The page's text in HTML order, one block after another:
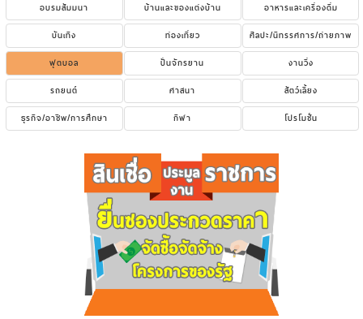
อบรมสัมมนา
บ้านและของแต่งบ้าน
อาหารและเครื่องดื่ม
บันเทิง
ท่องเที่ยว
ศิลปะ/นิทรรศการ/ถ่ายภาพ
ฟุตบอล
ปั่นจักรยาน
งานวิ่ง
รถยนต์
ศาสนา
สัตว์เลี้ยง
ธุรกิจ/อาชีพ/การศึกษา
กีฬา โปรโมชั่น